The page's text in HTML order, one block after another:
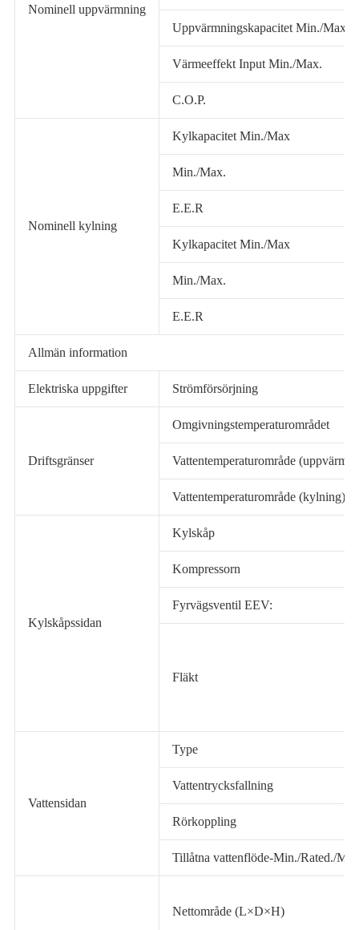
Nominell uppvärmning
Uppvärmningskapacitet Min./Max
Värmeeffekt Input Min./Max.
C.O.P.
Nominell kylning
Kylkapacitet Min./Max
Min./Max.
E.E.R
Kylkapacitet Min./Max
Min./Max.
E.E.R
Allmän information
Elektriska uppgifter Strömförsörjning
Driftsgränser
Omgivningstemperaturområdet
Vattentemperaturområde
Vattentemperaturområde (kylning)
Kylskåpssidan
Kylskåp
Kompressorn
Fyrvägsventil EEV:
Fläkt
Vattensidan
Type
Vattentrycksfallning
Rörkoppling
Tillåtna vattenflöde-Min./Rated./
Nettområde (L×D×H)